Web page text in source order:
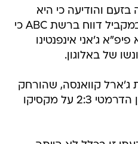
והודיעה כי היא
"המומה" מההחלטה, כשבמקביל דווח ברשת ABC כי
ג'אני אינפנטינו
של באלוגון.
ג'ארל קוואנסה, שהורחק
לאחר בדיקת VAR בניצחון הדרמטי 2:3 על מקסיקו